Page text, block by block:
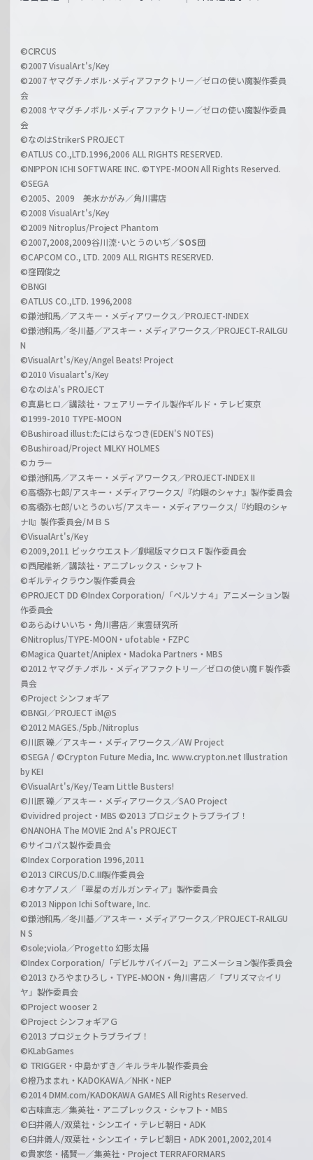
a
r
z
i
l
h
a
n
l
©CIRCUS
©2007 VisualArt's/Key
©2007 ヤマグチノボル･メディアファクトリー／ゼロの使い魔製作委員
会
©2008 ヤマグチノボル･メディアファクトリー／ゼロの使い魔製作委員
会
©なのはStrikerS PROJECT
©ATLUS CO.,LTD.1996,2006 ALL RIGHTS RESERVED.
©NIPPON ICHI SOFTWARE INC. ©TYPE-MOON All Rights Reserved.
©SEGA
©2005、2009 美水かがみ／角川書店
©2008 VisualArt's/Key
©2009 Nitroplus/Project Phantom
©2007,2008,2009谷川流･いとうのいぢ／SOS団
©CAPCOM CO., LTD. 2009 ALL RIGHTS RESERVED.
©窪岡俊之
©BNGI
©ATLUS CO.,LTD. 1996,2008
©鎌池和馬／アスキー・メディアワークス／PROJECT-INDEX
©鎌池和馬／冬川基／アスキー・メディアワークス／PROJECT-RAILGU
N
©VisualArt's/Key/Angel Beats! Project
©2010 Visualart's/Key
©なのはA's PROJECT
©真島ヒロ／講談社・フェアリーテイル製作ギルド・テレビ東京
©1999-2010 TYPE-MOON
©Bushiroad illust:たにはらなつき(EDEN'S NOTES)
©Bushiroad/Project MILKY HOLMES
©カラー
©鎌池和馬／アスキー・メディアワークス／PROJECT-INDEX II
©高橋弥七郎/アスキー・メディアワークス/『灼眼のシャナ』製作委員会
©高橋弥七郎/いとうのいぢ/アスキー・メディアワークス/『灼眼のシャ
ナII』製作委員会/ＭＢＳ
©VisualArt's/Key
©2009,2011 ビックウエスト／劇場版マクロスＦ製作委員会
©西尾維新／講談社・アニプレックス・シャフト
©ギルティクラウン製作委員会
©PROJECT DD ©Index Corporation/「ペルソナ４」アニメーション製
作委員会
©あらゐけいいち・角川書店／東雲研究所
©Nitroplus/TYPE-MOON・ufotable・FZPC
©Magica Quartet/Aniplex・Madoka Partners・MBS
©2012 ヤマグチノボル・メディアファクトリー／ゼロの使い魔Ｆ製作委
員会
©Project シンフォギア
©BNGI／PROJECT iM@S
©2012 MAGES./5pb./Nitroplus
©川原 礫／アスキー・メディアワークス／AW Project
©SEGA / ©Crypton Future Media, Inc. www.crypton.net Illustration
by KEI
©VisualArt's/Key/Team Little Busters!
©川原 礫／アスキー・メディアワークス／SAO Project
©vividred project・MBS ©2013 プロジェクトラブライブ！
©NANOHA The MOVIE 2nd A's PROJECT
©サイコパス製作委員会
©Index Corporation 1996,2011
©2013 CIRCUS/D.C.III製作委員会
©オケアノス／「翠星のガルガンティア」製作委員会
©2013 Nippon Ichi Software, Inc.
©鎌池和馬／冬川基／アスキー・メディアワークス／PROJECT-RAILGU
N S
©sole;viola／Progetto 幻影太陽
©Index Corporation/「デビルサバイバー2」アニメーション製作委員会
©2013 ひろやまひろし・TYPE-MOON・角川書店／「プリズマ☆イリ
ヤ」製作委員会
©Project wooser 2
©Project シンフォギアＧ
©2013 プロジェクトラブライブ！
©KLabGames
© TRIGGER・中島かずき／キルラキル製作委員会
©橙乃ままれ・KADOKAWA／NHK・NEP
©2014 DMM.com/KADOKAWA GAMES All Rights Reserved.
©古味直志／集英社・アニプレックス・シャフト・MBS
©臼井儀人/双葉社・シンエイ・テレビ朝日・ADK
©臼井儀人/双葉社・シンエイ・テレビ朝日・ADK 2001,2002,2014
©貴家悠・橘賢一／集英社・Project TERRAFORMARS